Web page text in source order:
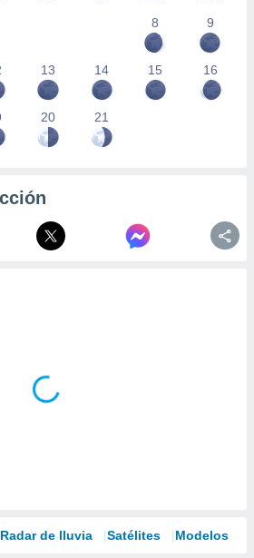
8
9
13 14 15 16
20 21
Radar de lluvia Satélites Modelos